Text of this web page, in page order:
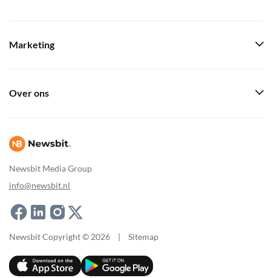
Newsbit Media Group
info@newsbit.nl
Marketing
Over ons
Newsbit Copyright © 2026 | Sitemap